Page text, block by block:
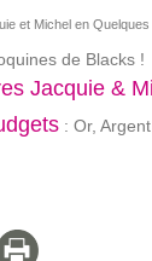
et Michel en Quelques
de Blacks !
Jacquie &
: Or,